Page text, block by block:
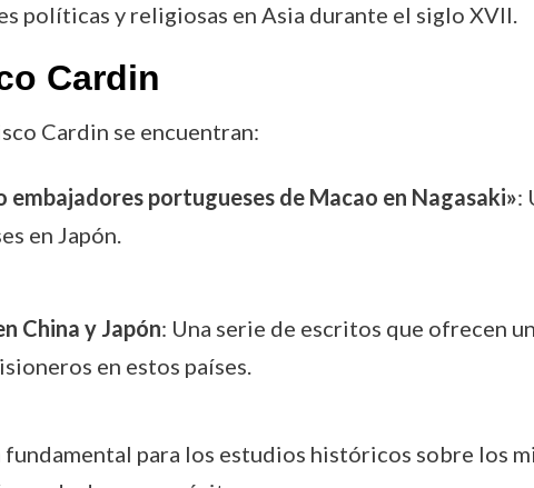
políticas y religiosas en Asia durante el siglo XVII.
Cardin
Cardin se encuentran:
portugueses de Macao en Nagasaki»:
en Japón.
China y Japón: Una serie de escritos que ofrecen
en estos países.
para los estudios históricos sobre los